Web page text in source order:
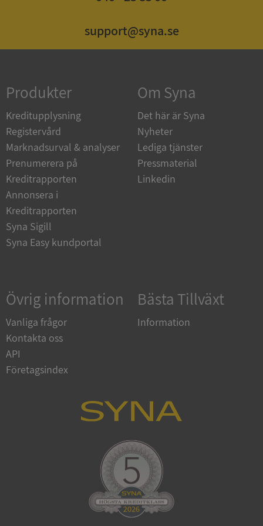
support@syna.se
Produkter
Kreditupplysning
Registervård
Marknadsurval & analyser
Prenumerera på
Kreditrapporten
Annonsera i
Kreditrapporten
Syna Sigill
Syna Easy kundportal
Om Syna
Det här är Syna
Nyheter
Lediga tjänster
Pressmaterial
Linkedin
Övrig information
Vanliga frågor
Kontakta oss
API
Företagsindex
Bästa Tillväxt
Information
kärnwebbplatsfunktioner som användarinloggning
och kontohantering. Webbplatsen kan inte
användas ordentligt utan strikt nödvändiga cookies.
Namn
Leverantör
Domän
__RequestVerificationToken
Microsoft
Corporation
de.syna.se
.youtube.com
de.syna.se
Google
Privacy Policy